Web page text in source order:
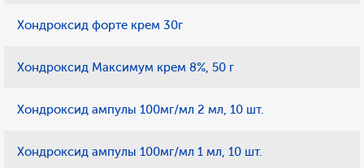
Хондроксид форте крем 30г
Хондроксид Максимум крем 8%, 50 г
Хондроксид ампулы 100мг/мл 2 мл, 10 шт.
Хондроксид ампулы 100мг/мл 1 мл, 10 шт.